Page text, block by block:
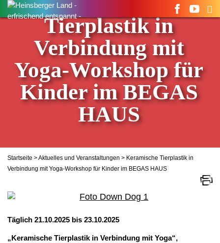
Suchen
nach:
Tierplastik in
Verbindung mit
Yoga-Workshop für
Kinder im BEGAS
HAUS
Startseite >Aktuelles und Veranstaltungen > Keramische Tierplastik in
Verbindung mit Yoga-Workshop für Kinder im BEGAS HAUS
Täglich 21.10.2025 bis 23.10.2025
„Keramische Tierplastik in Verbindung mit Yoga“,